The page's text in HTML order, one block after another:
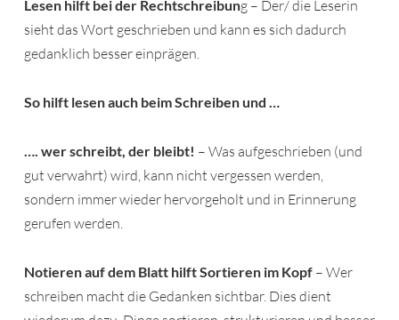
Lesen hilft bei der Rechtschreibung – Der/ die Leserin
sieht das Wort geschrieben und kann es sich dadurch
gedanklich besser einprägen.
So hilft lesen auch beim Schreiben und …
…. wer schreibt, der bleibt! – Was aufgeschrieben (und
gut verwahrt) wird, kann nicht vergessen werden,
sondern immer wieder hervorgeholt und in Erinnerung
gerufen werden.
Notieren auf dem Blatt hilft Sortieren im Kopf – Wer
schreiben macht die Gedanken sichtbar. Dies dient